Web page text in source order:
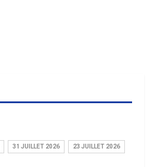
31 JUILLET 2026 23 JUILLET 2026